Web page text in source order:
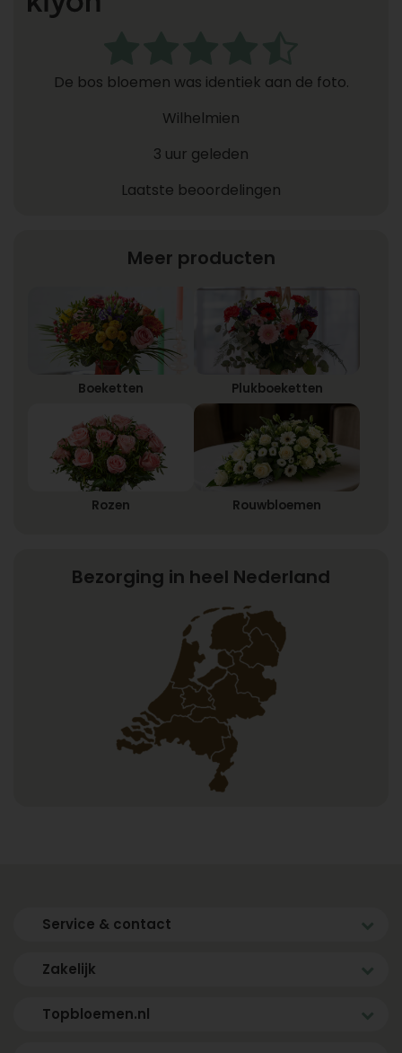
De bos bloemen was identiek aan de foto.
Wilhelmien
3 uur geleden
Laatste beoordelingen
Meer producten
Boeketten Plukboeketten
Rozen Rouwbloemen
Bezorging in heel Nederland
Service & contact
Zakelijk
Topbloemen.nl